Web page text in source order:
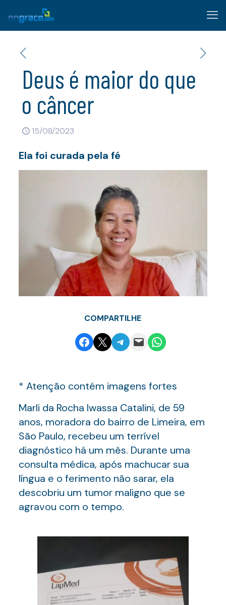
Deus é maior do que
o câncer
15/08/2023
Ela foi curada pela fé
COMPARTILHE
Share on Facebook
Email this PageShare on Telegram
Email this PageShare on WhatsApp
* Atenção contém imagens fortes
Marli da Rocha Iwassa Catalini, de 59
anos, moradora do bairro de Limeira, em
São Paulo, recebeu um terrível
diagnóstico há um mês. Durante uma
consulta médica, após machucar sua
língua e o ferimento não sarar, ela
descobriu um tumor maligno que se
agravou com o tempo.